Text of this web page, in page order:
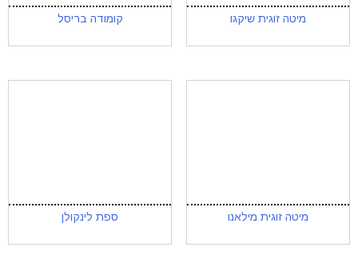
מיטה זוגית שיקגו קומודה בריסל
מיטה זוגית מילאנו ספת לינקולן